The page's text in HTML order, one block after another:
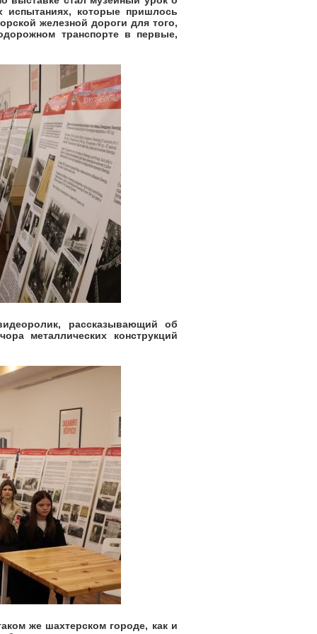
испытаниях, которые пришлось
железной дороги для того,
транспорте в первые,
рассказывающий об
металлических конструкций
же шахтерском городе, как и